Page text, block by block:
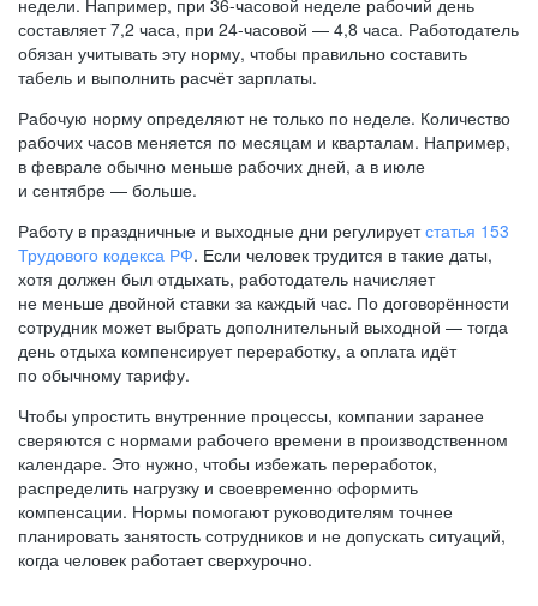
недели. Например, при 36-часовой неделе рабочий день
составляет 7,2 часа, при 24-часовой — 4,8 часа. Работодатель
обязан учитывать эту норму, чтобы правильно составить
табель и выполнить расчёт зарплаты.
Рабочую норму определяют не только по неделе. Количество
рабочих часов меняется по месяцам и кварталам. Например,
в феврале обычно меньше рабочих дней, а в июле
и сентябре — больше.
Работу в праздничные и выходные дни регулируетстатья 153
Трудового кодекса РФ. Если человек трудится в такие даты,
хотя должен был отдыхать, работодатель начисляет
не меньше двойной ставки за каждый час. По договорённости
сотрудник может выбрать дополнительный выходной — тогда
день отдыха компенсирует переработку, а оплата идёт
по обычному тарифу.
Чтобы упростить внутренние процессы, компании заранее
сверяются с нормами рабочего времени в производственном
календаре. Это нужно, чтобы избежать переработок,
распределить нагрузку и своевременно оформить
компенсации. Нормы помогают руководителям точнее
планировать занятость сотрудников и не допускать ситуаций,
когда человек работает сверхурочно.